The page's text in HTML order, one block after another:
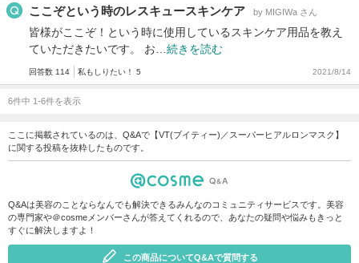
ここぞという時のレスキュースキンケア by MIGIWa さん
皆様がここぞ！という時に使用しているスキンケア用品を教え
ていただきたいです。 お… 続きを読む
回答数 114 私もしりたい！ 5 2021/8/14
6件中 1-6件を表示
ここに掲載されているのは、Q&Aで【VT(ブイティー)／スーパーヒアルロンマスク】
に関する投稿を抜粋したものです。
Q&Aは美容のことならなんでも解決できるみんなのコミュニティサービスです。美容
の専門家や＠cosmeメンバーさんが答えてくれるので、あなたの疑問や悩みもきっと
すぐに解決しますよ！
この商品についてQ&Aで質問する